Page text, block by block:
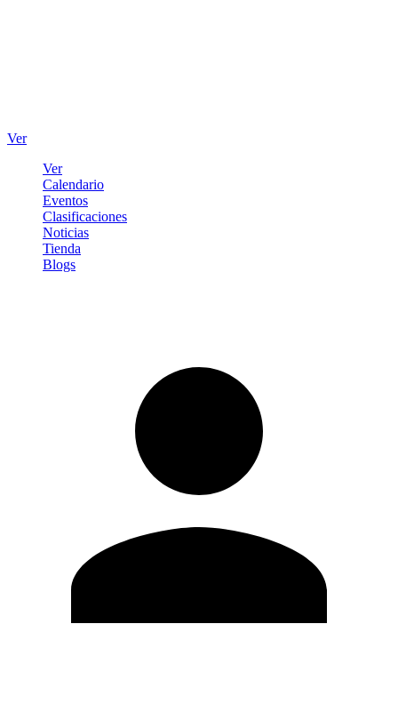
Ver
Ver
Calendario
Eventos
Clasificaciones
Noticias
Tienda
Blogs